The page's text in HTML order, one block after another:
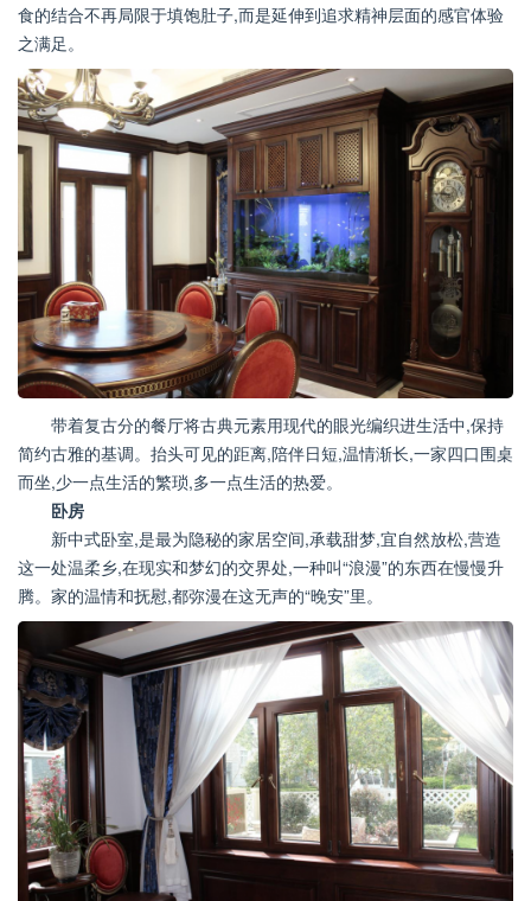
食的结合不再局限于填饱肚子,而是延伸到追求精神层面的感官体验
之满足。
带着复古分的餐厅将古典元素用现代的眼光编织进生活中,保持
简约古雅的基调。抬头可见的距离,陪伴日短,温情渐长,一家四口围桌
而坐,少一点生活的繁琐,多一点生活的热爱。
卧房
新中式卧室,是最为隐秘的家居空间,承载甜梦,宜自然放松,营造
这一处温柔乡,在现实和梦幻的交界处,一种叫“浪漫”的东西在慢慢升
腾。家的温情和抚慰,都弥漫在这无声的“晚安”里。